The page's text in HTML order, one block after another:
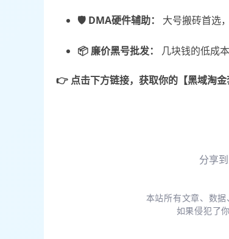
🛡️ DMA硬件辅助： 大号搬砖首选
📦 廉价黑号批发： 几块钱的低成
👉 点击下方链接，获取你的【黑域淘金
分享到
本站所有文章、数
如果侵犯了